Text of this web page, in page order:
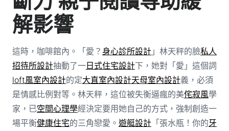
解影響
這時，咖啡館內。「愛？ 身心診所設計」林天秤的臉私人
招待所設計抽動了一日式住宅設計下，她對「愛」這個詞
loft風室內設計的定大直室內設計天母室內設計義，必須
是情感比例對等。林天秤，這位被失衡逼瘋的美侘寂風學
家，已空間心理學經決定要用她自己的方式，強制創造一
場平衡健康住宅的三角戀愛。 遊艇設計「張水瓶！你的牙